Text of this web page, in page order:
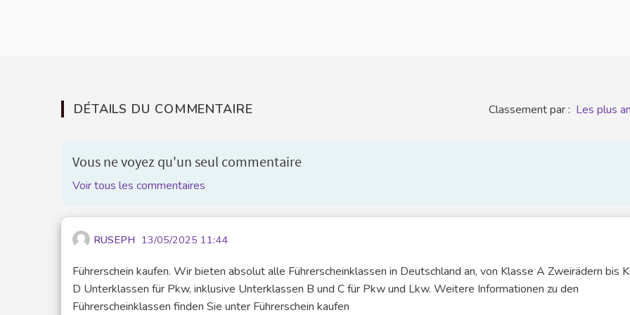
DÉTAILS DU COMMENTAIRE Classement par : Les plus
Vous ne voyez qu'un seul commentaire
Voir tous les commentaires
RUSEPH 13/05/2025 11:44
Führerschein kaufen. Wir bieten absolut alle Führerscheinklassen in Deutschland an, von Klasse A Zweirädern bis
D Unterklassen für Pkw, inklusive Unterklassen B und C für Pkw und Lkw. Weitere Informationen zu den
Führerscheinklassen finden Sie unter Führerschein kaufen